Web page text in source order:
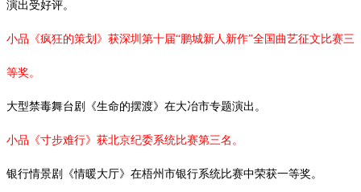
演出受好评。
小品《疯狂的策划》获深圳第十届“鹏城新人新作”全国曲艺征文比赛三
等奖。
大型禁毒舞台剧《生命的摆渡》在大冶市专题演出。
小品《寸步难行》获北京纪委系统比赛第三名。
银行情景剧《情暖大厅》在梧州市银行系统比赛中荣获一等奖。